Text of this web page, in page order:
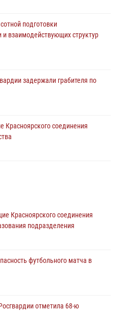
подготовки
взаимодействующих структур
задержали грабителя по
Красноярского соединения
охраны Росгвардии
краж из гипермаркета
общественный порядок во
заплыва в Дудинке
задержали подозреваемого
Красноярского соединения
подразделения
футбольного матча в
отметила 68-ю